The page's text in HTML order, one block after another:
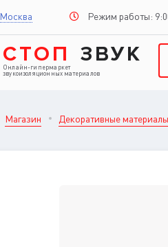
Москва Режим работы:
СТОП ЗВУК
Онлайн-гипермаркет
звукоизоляционных материалов
Магазин Декоративные материалы